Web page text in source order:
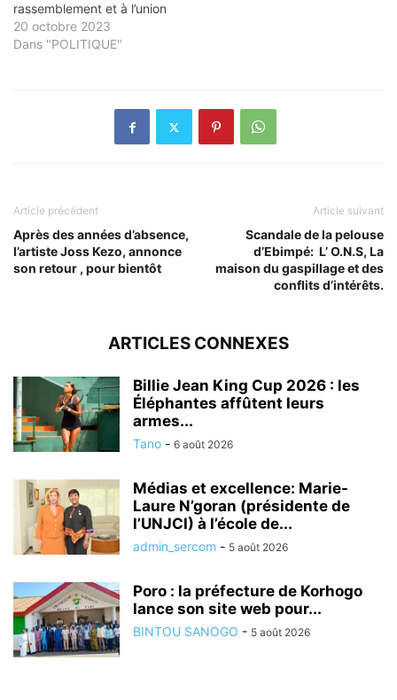
rassemblement et à l’union
20 octobre 2023
Dans "POLITIQUE"
Article précédent
Après des années d’absence,
l’artiste Joss Kezo, annonce
son retour , pour bientôt
Article suivant
Scandale de la pelouse
d’Ebimpé: L’ O.N.S, La
maison du gaspillage et des
conflits d’intérêts.
ARTICLES CONNEXES
Billie Jean King Cup 2026 : les
Éléphantes affûtent leurs
armes...
Tano - 6 août 2026
Médias et excellence: Marie-
Laure N’goran (présidente de
l’UNJCI) à l’école de...
admin_sercom - 5 août 2026
Poro : la préfecture de Korhogo
lance son site web pour...
BINTOU SANOGO - 5 août 2026